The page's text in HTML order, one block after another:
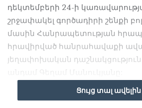
դեկտեմբերի 24-ի
շրջափակել գործադիրի շենքի
մասին Հանրապետության
հրավիրված հանրահավաքի
յեղափոխական դաշնակցություն
«Վաղը ժամը 11:00-ին տեղի է
Ցույց տալ ավելին